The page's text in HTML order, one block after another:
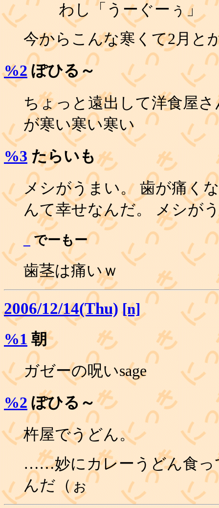
わし「うーぐーぅ」
今からこんな寒くて2月と
%2ぽひる～
ちょっと遠出して洋食屋
が寒い寒い寒い
%3 たらいも
メシがうまい。 歯が痛く
んて幸せなんだ。 メシが
_でーもー
歯茎は痛いｗ
2006/12/14(Thu) [n]
%1 朝
ガゼーの呪いsage
%2 ぽひる～
杵屋でうどん。
……妙にカレーうどん食っ
んだ（ぉ